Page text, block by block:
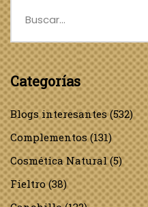
Categorías
Blogs interesantes(532)
Complementos(131)
Cosmética Natural(5)
Fieltro(38)